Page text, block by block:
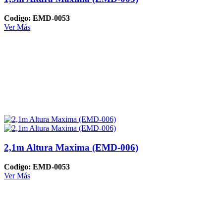
Codigo: EMD-0053
Ver Más
2,1m Altura Maxima (EMD-006)
Codigo: EMD-0053
Ver Más